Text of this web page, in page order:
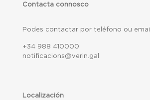
Contacta connosco
Podes contactar por teléfono ou email
+34 988 410000
notificacions@verin.gal
Localización